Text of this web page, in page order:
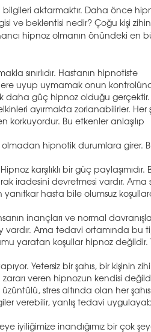
bilgileri aktarmaktır. Daha önce
ve beklentisi nedir? Çoğu kişi
hipnoz olmanın önündeki en
sınırlıdır. Hastanın hipnotiste
uyup uymamak onun
daha güç hipnoz olduğu
ayırmakta zorlanabilirler. Her
korkuyordur. Bu etkenler anlaşılıp
olmadan hipnotik durumlara girer.
karşılıklı bir güç paylaşımıdır.
iradesini devretmesi vardır. Ama
hasta bile olumsuz
inançları ve normal
vardır. Ama tedavi ortamında bu
yaratan koşullar hipnoz değildir.
Yetersiz bir şahıs, bir kişinin
veren hipnozun kendisi
stres altında olan her
verebilir, yanlış tedavi
iyiliğimize inandığımız bir çok